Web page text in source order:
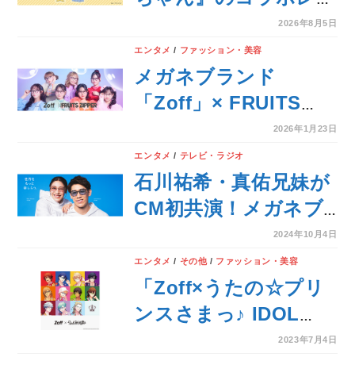
ションが実現！しんち
ゃんやシロ、チョコ
ビ、ぶりぶりざえもん
などをモチーフにした
「Zoff｜クレヨンしん
ちゃん」が登場！
2026年8月5日
エンタメ / ファッション・美容
メガネブランド
「Zoff」× FRUITS
ZIPPER初コラボレー
ションアイウェア、
2025年1月23日（金）
より全国のZoffで発
2026年1月23日
エンタメ / テレビ・ラジオ
石川祐希・真佑兄妹が
CM初共演！メガネブ
ランド「Zoff」新
TVCM「Zoff meets 石
川兄妹」篇が2024年10
月4日（金）から全国
2024年10月4日
エンタメ / その他/ ファッション・美容
「Zoff×うたの☆プリ
ンスさまっ♪ IDOL
PRODUCE Glasses」
2023年7月4日